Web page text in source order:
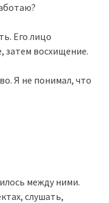
Его лицо
затем восхищение.
Я не понимал, что
между ними.
слушать,